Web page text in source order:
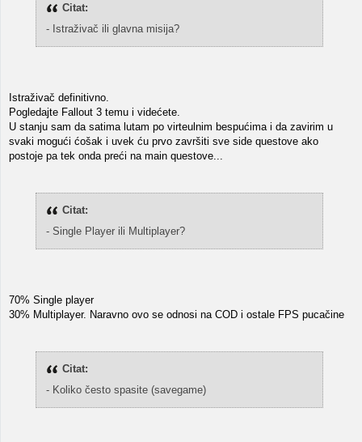
Citat:
- Istraživač ili glavna misija?
Istraživač definitivno.
Pogledajte Fallout 3 temu i videćete.
U stanju sam da satima lutam po virteulnim bespućima i da zavirim u
svaki mogući ćošak i uvek ću prvo završiti sve side questove ako
postoje pa tek onda preći na main questove...
Citat:
- Single Player ili Multiplayer?
70% Single player
30% Multiplayer. Naravno ovo se odnosi na COD i ostale FPS pucačine
Citat:
- Koliko često spasite (savegame)